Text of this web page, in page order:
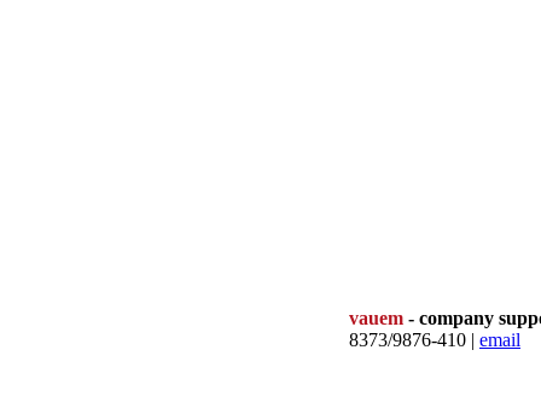
vauem - company
8373/9876-410 | email